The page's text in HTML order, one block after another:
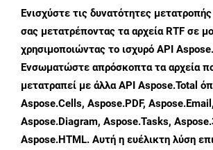
Ενισχύστε τις δυνατότητες
σας μετατρέποντας τα αρχεία RTF σε
χρησιμοποιώντας το ισχυρό API
Ενσωματώστε απρόσκοπτα τα αρχεία
μετατραπεί με άλλα API Aspose.Total
Aspose.Cells, Aspose.PDF,
Aspose.Diagram, Aspose.Tasks,
Aspose.HTML. Αυτή η ευέλικτη λύση